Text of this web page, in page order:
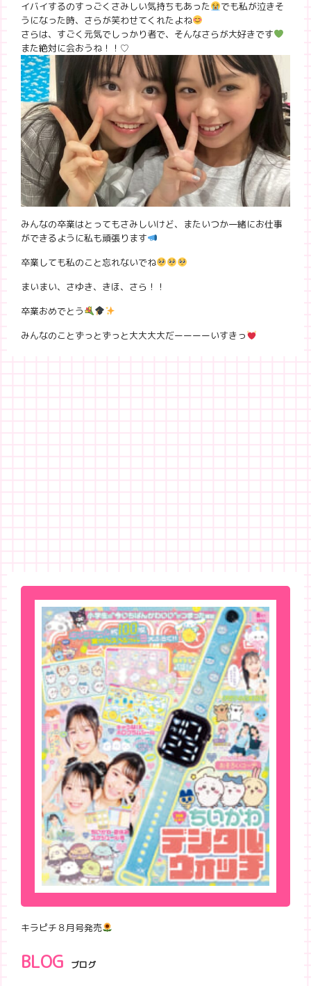
イバイするのすっごくさみしい気持ちもあった
でも私が泣きそ
うになった時、さらが笑わせてくれたよね
さらは、すごく元気でしっかり者で、そんなさらが大好きです
また絶対に会おうね！！♡
みんなの卒業はとってもさみしいけど、またいつか一緒にお仕事
ができるように私も頑張ります
卒業しても私のこと忘れないでね
まいまい、さゆき、きほ、さら！！
卒業おめでとう
みんなのことずっとずっと大大大大だーーーーいすきっ
キラピチ８月号発売
BLOG ブログ